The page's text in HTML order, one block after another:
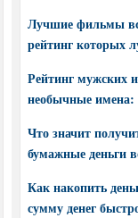
Лучшие фильмы
рейтинг которых
Рейтинг мужских
необычные имена:
Что значит
бумажные деньги
Как накопить
сумму денег